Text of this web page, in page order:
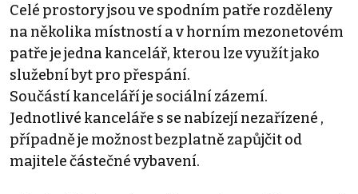
Celé prostory jsou ve spodním patře rozděleny
na několika místností a v horním mezonetovém
patře je jedna kancelář, kterou lze využít jako
služební byt pro přespání.
Součástí kanceláří je sociální zázemí.
Jednotlivé kanceláře s se nabízejí nezařízené ,
případně je možnost bezplatně zapůjčit od
majitele částečné vybavení.